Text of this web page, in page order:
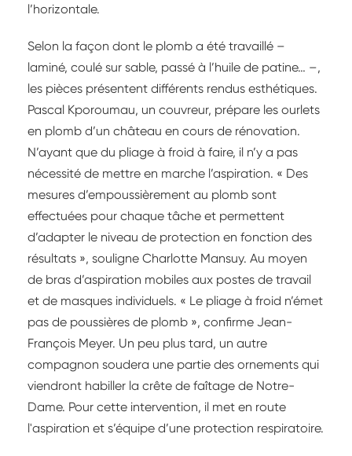
l’horizontale.
Selon la façon dont le plomb a été travaillé –
laminé, coulé sur sable, passé à l’huile de patine… –,
les pièces présentent différents rendus esthétiques.
Pascal Kporoumau, un couvreur, prépare les ourlets
en plomb d’un château en cours de rénovation.
N’ayant que du pliage à froid à faire, il n’y a pas
nécessité de mettre en marche l’aspiration. « Des
mesures d’empoussièrement au plomb sont
effectuées pour chaque tâche et permettent
d’adapter le niveau de protection en fonction des
résultats », souligne Charlotte Mansuy. Au moyen
de bras d’aspiration mobiles aux postes de travail
et de masques individuels. « Le pliage à froid n’émet
pas de poussières de plomb », confirme Jean-
François Meyer. Un peu plus tard, un autre
compagnon soudera une partie des ornements qui
viendront habiller la crête de faîtage de Notre-
Dame. Pour cette intervention, il met en route
l'aspiration et s’équipe d’une protection respiratoire.